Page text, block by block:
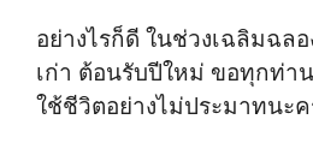
อย่างไรก็ดี ในช่วงเฉลิมฉล
เก่า ต้อนรับปีใหม่ ขอทุกท่า
ใช้ชีวิตอย่างไม่ประมาทนะ